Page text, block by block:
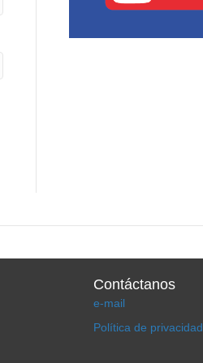
Contáctanos
e-mail
Política de privacidad